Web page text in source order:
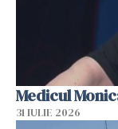
Medicul
31 IULIE 2026